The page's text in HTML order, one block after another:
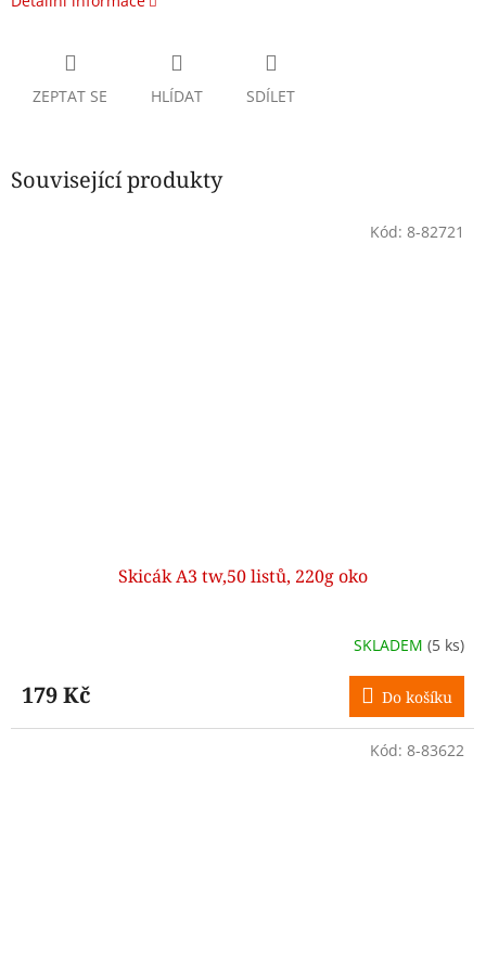
ZEPTAT SE HLÍDAT SDÍLET
Související produkty
Skicák A3 tw,50 listů, 220g oko
SKLADEM (5 ks)
179 Kč Do košíku
Kód: 8-82721
Kód: 8-83622